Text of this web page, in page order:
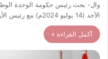
وال- بحث رئيس حكومة الوحدة
الأحد (14 يوليو 2024م) مع رئيس الأركان العامة للجيش…
أكمل القراءة »